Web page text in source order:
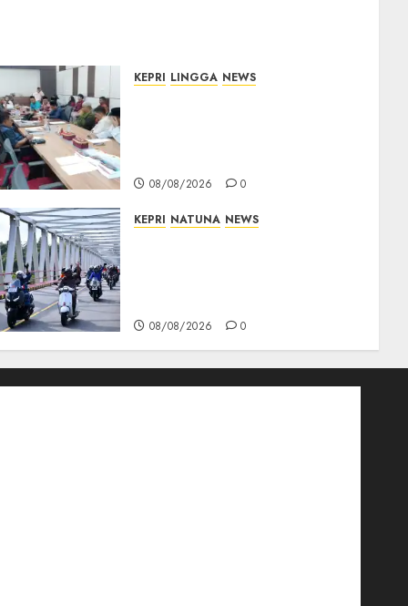
KEPRI LINGGA NEWS
08/08/2026 0
KEPRI NATUNA NEWS
08/08/2026 0